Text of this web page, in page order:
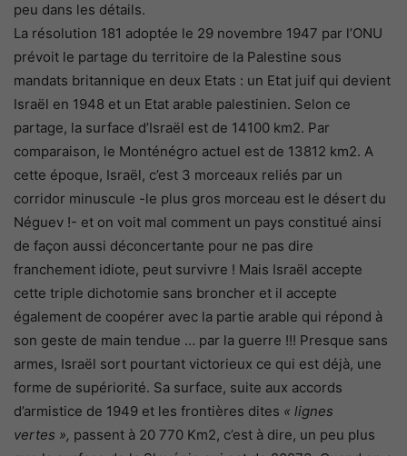
peu dans les détails.
La résolution 181 adoptée le 29 novembre 1947 par l’ONU
prévoit le partage du territoire de la Palestine sous
mandats britannique en deux Etats : un Etat juif qui devient
Israël en 1948 et un Etat arable palestinien. Selon ce
partage, la surface d’Israël est de 14100 km2. Par
comparaison, le Monténégro actuel est de 13812 km2. A
cette époque, Israël, c’est 3 morceaux reliés par un
corridor minuscule -le plus gros morceau est le désert du
Néguev !- et on voit mal comment un pays constitué ainsi
de façon aussi déconcertante pour ne pas dire
franchement idiote, peut survivre ! Mais Israël accepte
cette triple dichotomie sans broncher et il accepte
également de coopérer avec la partie arable qui répond à
son geste de main tendue … par la guerre !!! Presque sans
armes, Israël sort pourtant victorieux ce qui est déjà, une
forme de supériorité. Sa surface, suite aux accords
d’armistice de 1949 et les frontières dites « lignes
vertes », passent à 20 770 Km2, c’est à dire, un peu plus